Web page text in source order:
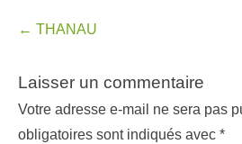
Navigation
les
articles
← THANAU
Laisser un commentaire
Votre adresse e-mail ne sera pas
obligatoires sont indiqués avec *